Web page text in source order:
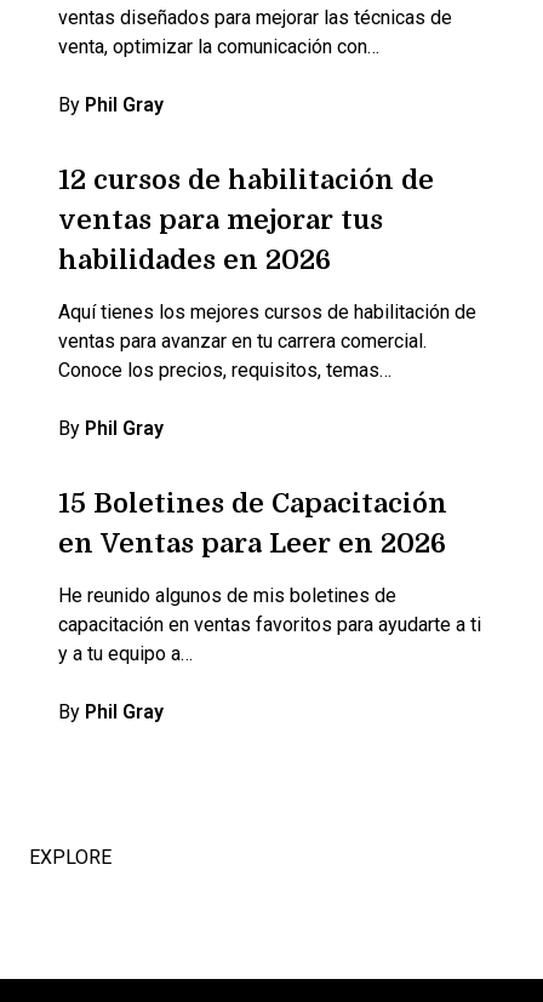
ventas diseñados para mejorar las técnicas de
venta, optimizar la comunicación con…
By Phil Gray
12 cursos de habilitación de
ventas para mejorar tus
habilidades en 2026
Aquí tienes los mejores cursos de habilitación de
ventas para avanzar en tu carrera comercial.
Conoce los precios, requisitos, temas…
By Phil Gray
15 Boletines de Capacitación
en Ventas para Leer en 2026
He reunido algunos de mis boletines de
capacitación en ventas favoritos para ayudarte a ti
y a tu equipo a…
By Phil Gray
EXPLORE